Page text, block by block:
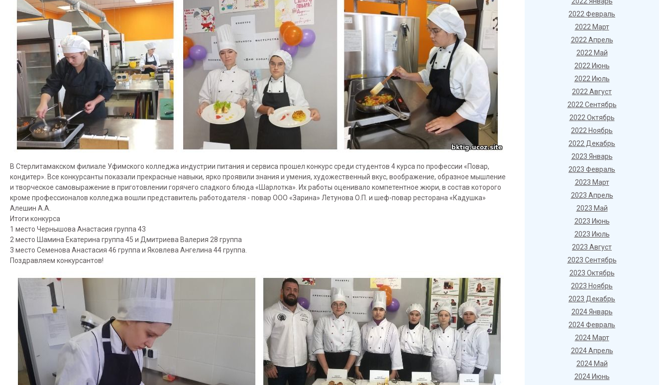
В Стерлитамакском филиале Уфимского колледжа индустрии питания и сервиса прошел конкурс среди студентов 4 курса по профессии «Повар,
кондитер». Все конкурсанты показали прекрасные навыки, ярко проявили знания и умения, художественный вкус, воображение, образное мышление
и творческое самовыражение в приготовлении горячего сладкого блюда «Шарлотка». Их работы оценивало компетентное жюри, в состав которого
кроме профессионалов колледжа вошли представитель работодателя - повар ООО «Зарина» Летунова О.П. и шеф-повар ресторана «Кадушка»
Алешин А.А.
Итоги конкурса
1 место Чернышова Анастасия группа 43
2 место Шамина Екатерина группа 45 и Дмитриева Валерия 28 группа
3 место Семенова Анастасия 46 группа и Яковлева Ангелина 44 группа.
Поздравляем конкурсантов!
2022 Февраль
2022 Март
2022 Апрель
2022 Май
2022 Июнь
2022 Июль
2022 Август
2022 Сентябрь
2022 Октябрь
2022 Ноябрь
2022 Декабрь
2023 Январь
2023 Февраль
2023 Март
2023 Апрель
2023 Май
2023 Июнь
2023 Июль
2023 Август
2023 Сентябрь
2023 Октябрь
2023 Ноябрь
2023 Декабрь
2024 Январь
2024 Февраль
2024 Март
2024 Апрель
2024 Май
2024 Июнь